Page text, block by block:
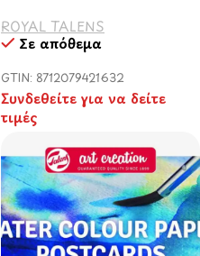
ROYAL TALENS
Σε απόθεμα
GTIN: 8712079421632
Συνδεθείτε για να δείτε
τιμές